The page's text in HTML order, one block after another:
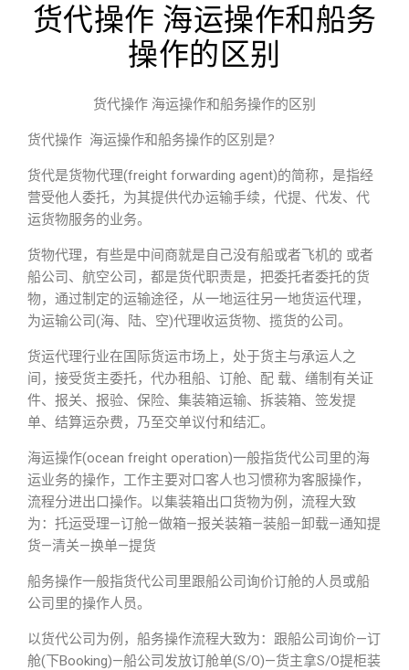
货代操作 海运操作和船务
操作的区别
货代操作 海运操作和船务操作的区别
货代操作 海运操作和船务操作的区别是?
货代是货物代理(freight forwarding agent)的简称，是指经
营受他人委托，为其提供代办运输手续，代提、代发、代
运货物服务的业务。
货物代理，有些是中间商就是自己没有船或者飞机的 或者
船公司、航空公司，都是货代职责是，把委托者委托的货
物，通过制定的运输途径，从一地运往另一地货运代理，
为运输公司(海、陆、空)代理收运货物、揽货的公司。
货运代理行业在国际货运市场上，处于货主与承运人之
间，接受货主委托，代办租船、订舱、配 载、缮制有关证
件、报关、报验、保险、集装箱运输、拆装箱、签发提
单、结算运杂费，乃至交单议付和结汇。
海运操作(ocean freight operation)一般指货代公司里的海
运业务的操作，工作主要对口客人也习惯称为客服操作，
流程分进出口操作。以集装箱出口货物为例，流程大致
为：托运受理—订舱—做箱—报关装箱—装船—卸载—通知提
货—清关—换单—提货
船务操作一般指货代公司里跟船公司询价订舱的人员或船
公司里的操作人员。
以货代公司为例，船务操作流程大致为：跟船公司询价—订
舱(下Booking)—船公司发放订舱单(S/O)—货主拿S/O提柜装